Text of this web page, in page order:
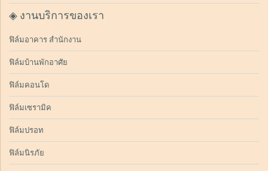
◈ งานบริการของเรา
ฟิล์มอาคาร สำนักงาน
ฟิล์มบ้านพักอาศัย
ฟิล์มคอนโด
ฟิล์มเซรามิค
ฟิล์มปรอท
ฟิล์มนิรภัย